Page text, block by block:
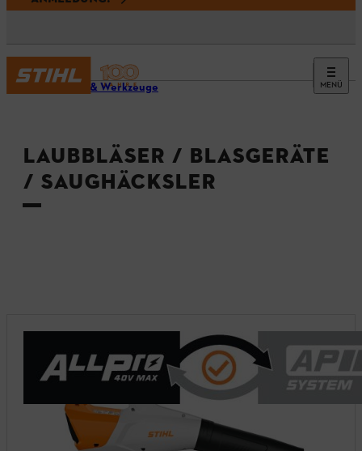
MENÜ
Geräte & Werkzeuge
LAUBBLÄSER / BLASGERÄTE
/ SAUGHÄCKSLER